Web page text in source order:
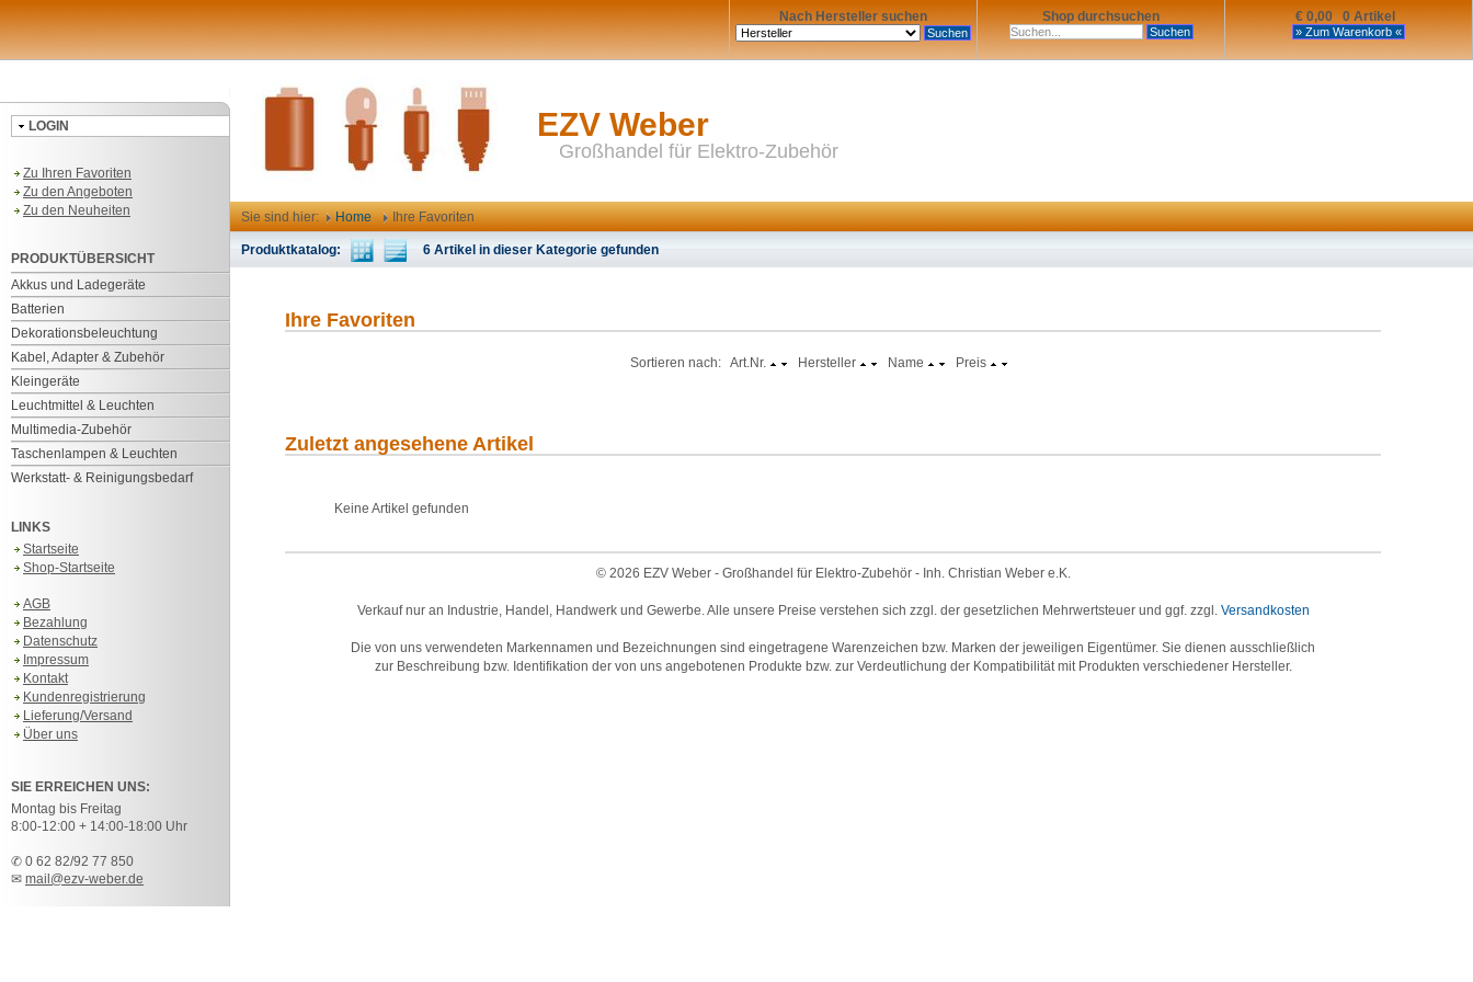
€ 0,00 0 Artikel
Shop durchsuchen
Nach Hersteller suchen
LOGIN
Zu Ihren Favoriten
Zu den Angeboten
Zu den Neuheiten
PRODUKTÜBERSICHT
Akkus und Ladegeräte
Batterien
Dekorationsbeleuchtung
Kabel, Adapter & Zubehör
Kleingeräte
Leuchtmittel & Leuchten
Multimedia-Zubehör
Taschenlampen & Leuchten
Werkstatt- & Reinigungsbedarf
LINKS
Startseite
Shop-Startseite
AGB
Bezahlung
Datenschutz
Impressum
Kontakt
Kundenregistrierung
Lieferung/Versand
Über uns
SIE ERREICHEN UNS:
Montag bis Freitag
8:00-12:00 + 14:00-18:00 Uhr
✆ 0 62 82/92 77 850
✉ mail@ezv-weber.de
EZV Weber
Großhandel für Elektro-Zubehör
Sie sind hier: Home Ihre Favoriten
Produktkatalog: 6 Artikel in dieser Kategorie gefunden
Ihre Favoriten
Sortieren nach: Art.Nr. Hersteller Name Preis
Zuletzt angesehene Artikel
Keine Artikel gefunden
© 2026 EZV Weber - Großhandel für Elektro-Zubehör - Inh. Christian Weber e.K.
Verkauf nur an Industrie, Handel, Handwerk und Gewerbe. Alle unsere Preise verstehen sich zzgl. der gesetzlichen Mehrwertsteuer und ggf. zzgl. Versandkosten
Die von uns verwendeten Markennamen und Bezeichnungen sind eingetragene Warenzeichen bzw. Marken der jeweiligen Eigentümer. Sie dienen ausschließlich
zur Beschreibung bzw. Identifikation der von uns angebotenen Produkte bzw. zur Verdeutlichung der Kompatibilität mit Produkten verschiedener Hersteller.